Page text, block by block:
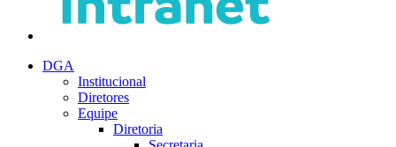
DGA
Institucional
Diretores
Equipe
Diretoria